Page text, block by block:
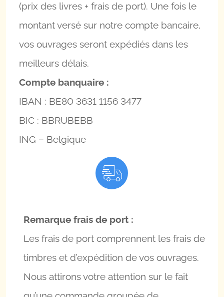
(prix des livres + frais de port). Une fois le
montant versé sur notre compte bancaire,
vos ouvrages seront expédiés dans les
meilleurs délais.
Compte banquaire :
IBAN : BE80 3631 1156 3477
BIC : BBRUBEBB
ING – Belgique
Remarque frais de port :
Les frais de port comprennent les frais de
timbres et d’expédition de vos ouvrages.
Nous attirons votre attention sur le fait